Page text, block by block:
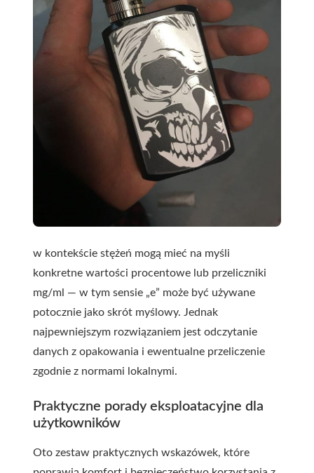
w kontekście stężeń mogą mieć na myśli
konkretne wartości procentowe lub przeliczniki
mg/ml — w tym sensie „e” może być używane
potocznie jako skrót myślowy. Jednak
najpewniejszym rozwiązaniem jest odczytanie
danych z opakowania i ewentualne przeliczenie
zgodnie z normami lokalnymi.
Praktyczne porady eksploatacyjne dla
użytkowników
Oto zestaw praktycznych wskazówek, które